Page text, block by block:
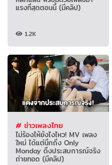
แรงที่สุดตอนนี้ (มีคลิป)
1.2K
# ข่าวเพลงไทย
ไม่ร้องไห้ยังไงไหว! MV เพลง
ใหม่ ได้แต่นึกถึง Only
Monday ดึงประสบการณ์จริง
ถ่ายทอด (มีคลิป)